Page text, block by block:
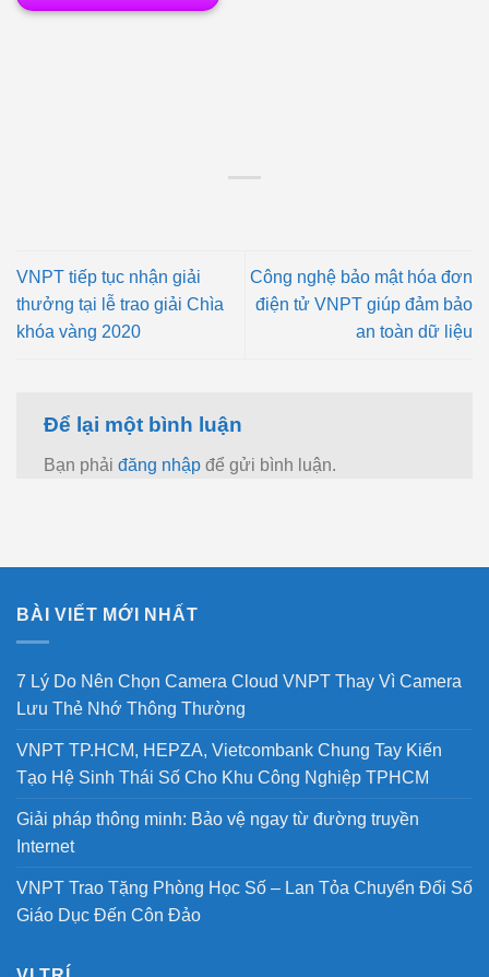
VNPT tiếp tục nhận giải
thưởng tại lễ trao giải Chìa
khóa vàng 2020
Công nghệ bảo mật hóa đơn
điện tử VNPT giúp đảm bảo
an toàn dữ liệu
Để lại một bình luận
Bạn phải đăng nhập để gửi bình luận.
BÀI VIẾT MỚI NHẤT
7 Lý Do Nên Chọn Camera Cloud VNPT Thay Vì Camera
Lưu Thẻ Nhớ Thông Thường
VNPT TP.HCM, HEPZA, Vietcombank Chung Tay Kiến
Tạo Hệ Sinh Thái Số Cho Khu Công Nghiệp TPHCM
Giải pháp thông minh: Bảo vệ ngay từ đường truyền
Internet
VNPT Trao Tặng Phòng Học Số – Lan Tỏa Chuyển Đổi Số
Giáo Dục Đến Côn Đảo